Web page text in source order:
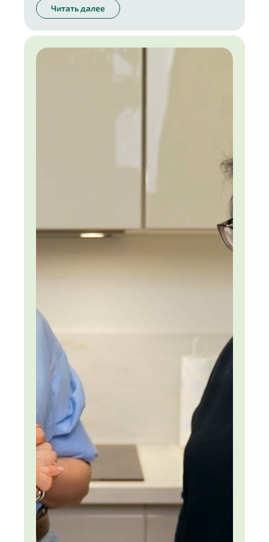
Без него невозможна та трансформация, о
которой многие мечтают.
Читать далее